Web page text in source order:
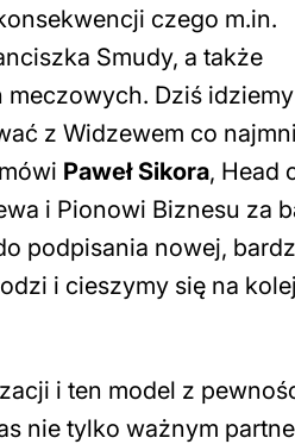
czego m.in.
Smudy, a także
Dziś
z Widzewem co
Paweł Sikora, Head
i Pionowi Biznesu za
podpisania nowej,
i cieszymy się na
i ten model z
nie tylko ważnym